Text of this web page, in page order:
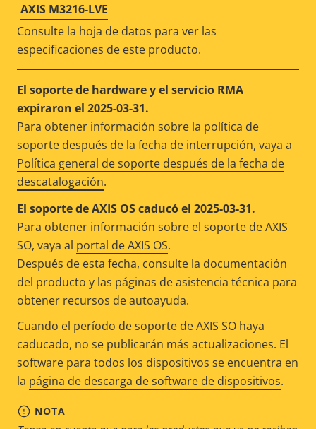
AXIS M3216-LVE
Consulte la hoja de datos para ver las
especificaciones de este producto.
El soporte de hardware y el servicio RMA
expiraron el 2025-03-31.
Para obtener información sobre la política de
soporte después de la fecha de interrupción, vaya a
Política general de soporte después de la fecha de
descatalogación.
El soporte de AXIS OS caducó el 2025-03-31.
Para obtener información sobre el soporte de AXIS
SO, vaya al portal de AXIS OS.
Después de esta fecha, consulte la documentación
del producto y las páginas de asistencia técnica para
obtener recursos de autoayuda.
Cuando el período de soporte de AXIS SO haya
caducado, no se publicarán más actualizaciones. El
software para todos los dispositivos se encuentra en
la página de descarga de software de dispositivos.
NOTA